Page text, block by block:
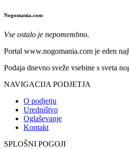
Nogomania.com
Vse ostalo je nepomembno.
Portal www.nogomania.com je eden
Podaja dnevno sveže vsebine s sveta
NAVIGACIJA PODJETJA
O podjetju
Uredništvo
Oglaševanje
Kontakt
SPLOŠNI POGOJI